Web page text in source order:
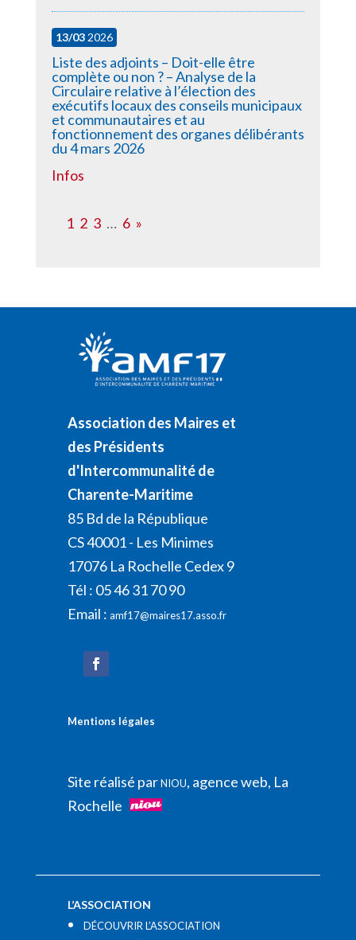
13/032026
Liste des adjoints – Doit-elle être
complète ou non ? – Analyse de la
Circulaire relative à l’élection des
exécutifs locaux des conseils municipaux
et communautaires et au
fonctionnement des organes délibérants
du 4 mars 2026
Infos
1 2 3 … 6 »
Association des Maires et
des Présidents
d'Intercommunalité de
Charente-Maritime
85 Bd de la République
CS 40001 - Les Minimes
17076 La Rochelle Cedex 9
Tél : 05 46 31 70 90
Email : amf17@maires17.asso.fr
Mentions légales
Site réalisé parNIOU, agence web, La
Rochelle
L’ASSOCIATION
DÉCOUVRIR L’ASSOCIATION